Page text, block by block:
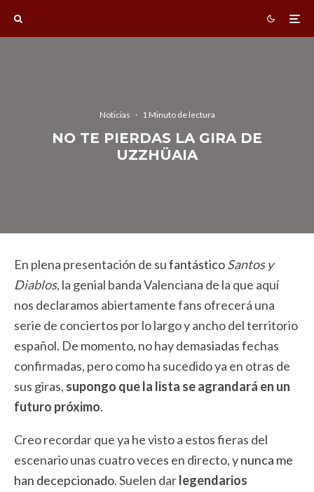
Noticias · 1 Minuto de lectura
NO TE PIERDAS LA GIRA DE
UZZHÜAIA
En plena presentación de sufantásticoSantos y
Diablos, la genial banda Valenciana de la que aquí
nos declaramos abiertamente fans ofrecerá una
serie de conciertos por lo largo y ancho del territorio
español. De momento, no hay demasiadas fechas
confirmadas, pero como ha sucedido ya en otras de
sus giras, supongo que la lista se agrandará en un
futuro próximo.
Creo recordar que ya he visto a estos fieras del
escenario unas cuatro veces en directo, ynunca me
han decepcionado. Suelen darlegendarios